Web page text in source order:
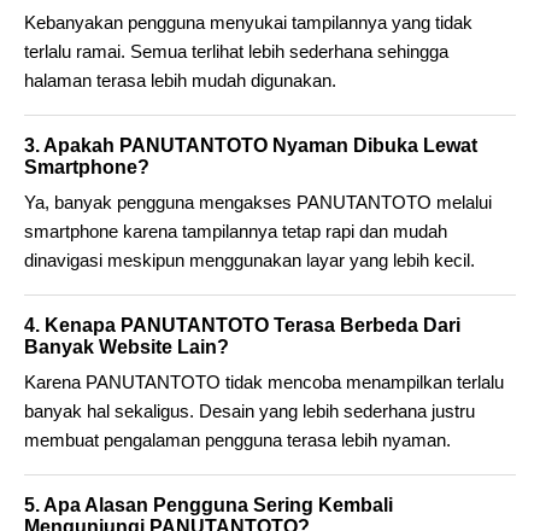
Kebanyakan pengguna menyukai tampilannya yang tidak
terlalu ramai. Semua terlihat lebih sederhana sehingga
halaman terasa lebih mudah digunakan.
3. Apakah PANUTANTOTO Nyaman Dibuka Lewat
Smartphone?
Ya, banyak pengguna mengakses PANUTANTOTO melalui
smartphone karena tampilannya tetap rapi dan mudah
dinavigasi meskipun menggunakan layar yang lebih kecil.
4. Kenapa PANUTANTOTO Terasa Berbeda Dari
Banyak Website Lain?
Karena PANUTANTOTO tidak mencoba menampilkan terlalu
banyak hal sekaligus. Desain yang lebih sederhana justru
membuat pengalaman pengguna terasa lebih nyaman.
5. Apa Alasan Pengguna Sering Kembali